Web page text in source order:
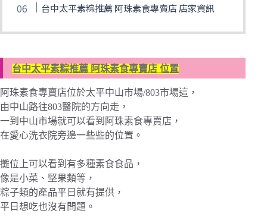
台中太平素粽推薦 阿珠素食專賣店 店家資訊
台中太平素粽推薦 阿珠素食專賣店 位置
阿珠素食專賣店位於太平中山市場/803市場這，
由中山路往803醫院的方向走，
一到中山市場就可以看到阿珠素食專賣店，
在愛心洗衣院旁邊一些些的位置。
攤位上可以看到有多種素食食品，
像是小菜、堅果類等，
粽子類的產品平日就有提供，
平日想吃也沒有問題。